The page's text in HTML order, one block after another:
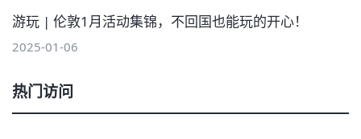
游玩 | 伦敦1月活动集锦，不回国也能玩的开心！
2025-01-06
热门访问